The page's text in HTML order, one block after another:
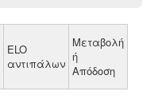
ELO
αντιπάλων
Μεταβολή
ή
Απόδοση